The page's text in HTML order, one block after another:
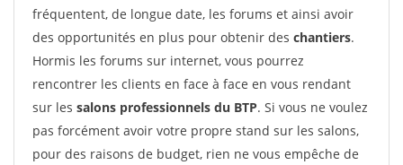
fréquentent, de longue date, les forums et ainsi avoir
des opportunités en plus pour obtenir des chantiers.
Hormis les forums sur internet, vous pourrez
rencontrer les clients en face à face en vous rendant
sur les salons professionnels du BTP. Si vous ne voulez
pas forcément avoir votre propre stand sur les salons,
pour des raisons de budget, rien ne vous empêche de